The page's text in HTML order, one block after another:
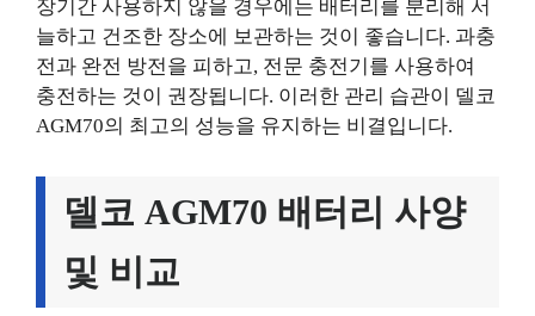
장기간 사용하지 않을 경우에는 배터리를 분리해 서
늘하고 건조한 장소에 보관하는 것이 좋습니다. 과충
전과 완전 방전을 피하고, 전문 충전기를 사용하여
충전하는 것이 권장됩니다. 이러한 관리 습관이 델코
AGM70의 최고의 성능을 유지하는 비결입니다.
델코 AGM70 배터리 사양
및 비교